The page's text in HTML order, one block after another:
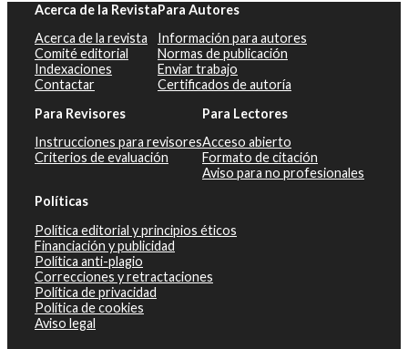
Acerca de la Revista
Acerca de la revista
Comité editorial
Indexaciones
Contactar
Para Autores
Información para autores
Normas de publicación
Enviar trabajo
Certificados de autoría
Para Revisores
Instrucciones para revisores
Criterios de evaluación
Para Lectores
Acceso abierto
Formato de citación
Aviso para no profesionales
Políticas
Política editorial y principios éticos
Financiación y publicidad
Política anti-plagio
Correcciones y retractaciones
Política de privacidad
Política de cookies
Aviso legal